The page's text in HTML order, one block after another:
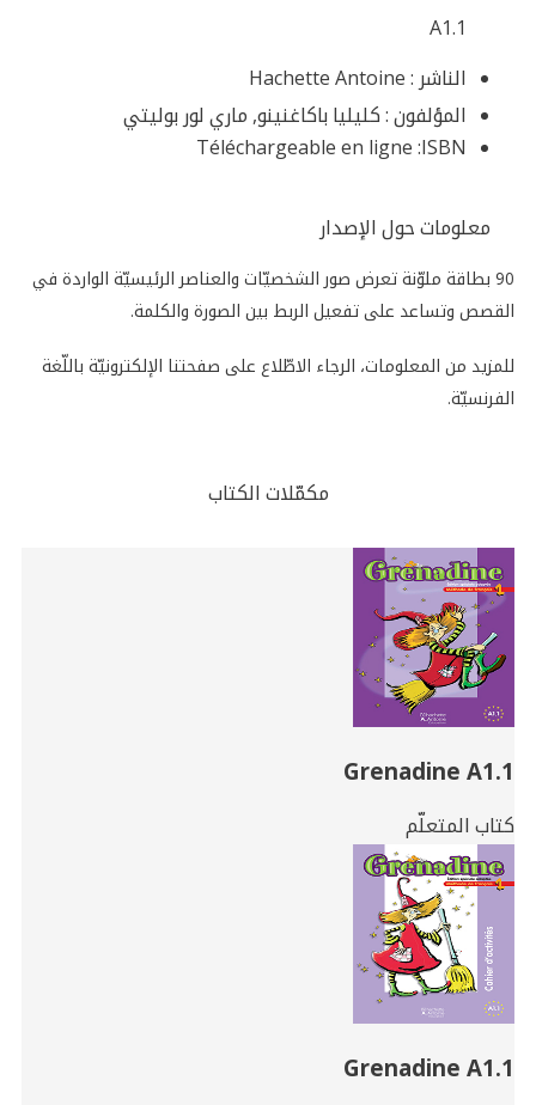
A1.1
الناشر : Hachette Antoine
المؤلفون : كليليا باكاغنينو, ماري لور بوليتي
ISBN:
Téléchargeable en ligne
معلومات حول الإصدار
90 بطاقة ملوّنة تعرض صور الشخصيّات والعناصر الرئيسيّة الواردة في
القصص وتساعد على تفعيل الربط بين الصورة والكلمة.
للمزيد من المعلومات، الرجاء الاطّلاع على صفحتنا الإلكترونيّة باللّغة
الفرنسيّة.
مكمّلات الكتاب
Related
Books
Grenadine A1.1
كتاب المتعلّم
Grenadine A1.1